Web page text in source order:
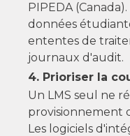
PIPEDA
données
ententes de
journaux d'audit.
4. Prioriser la
Un LMS seul ne
provisionnement
Les logiciels